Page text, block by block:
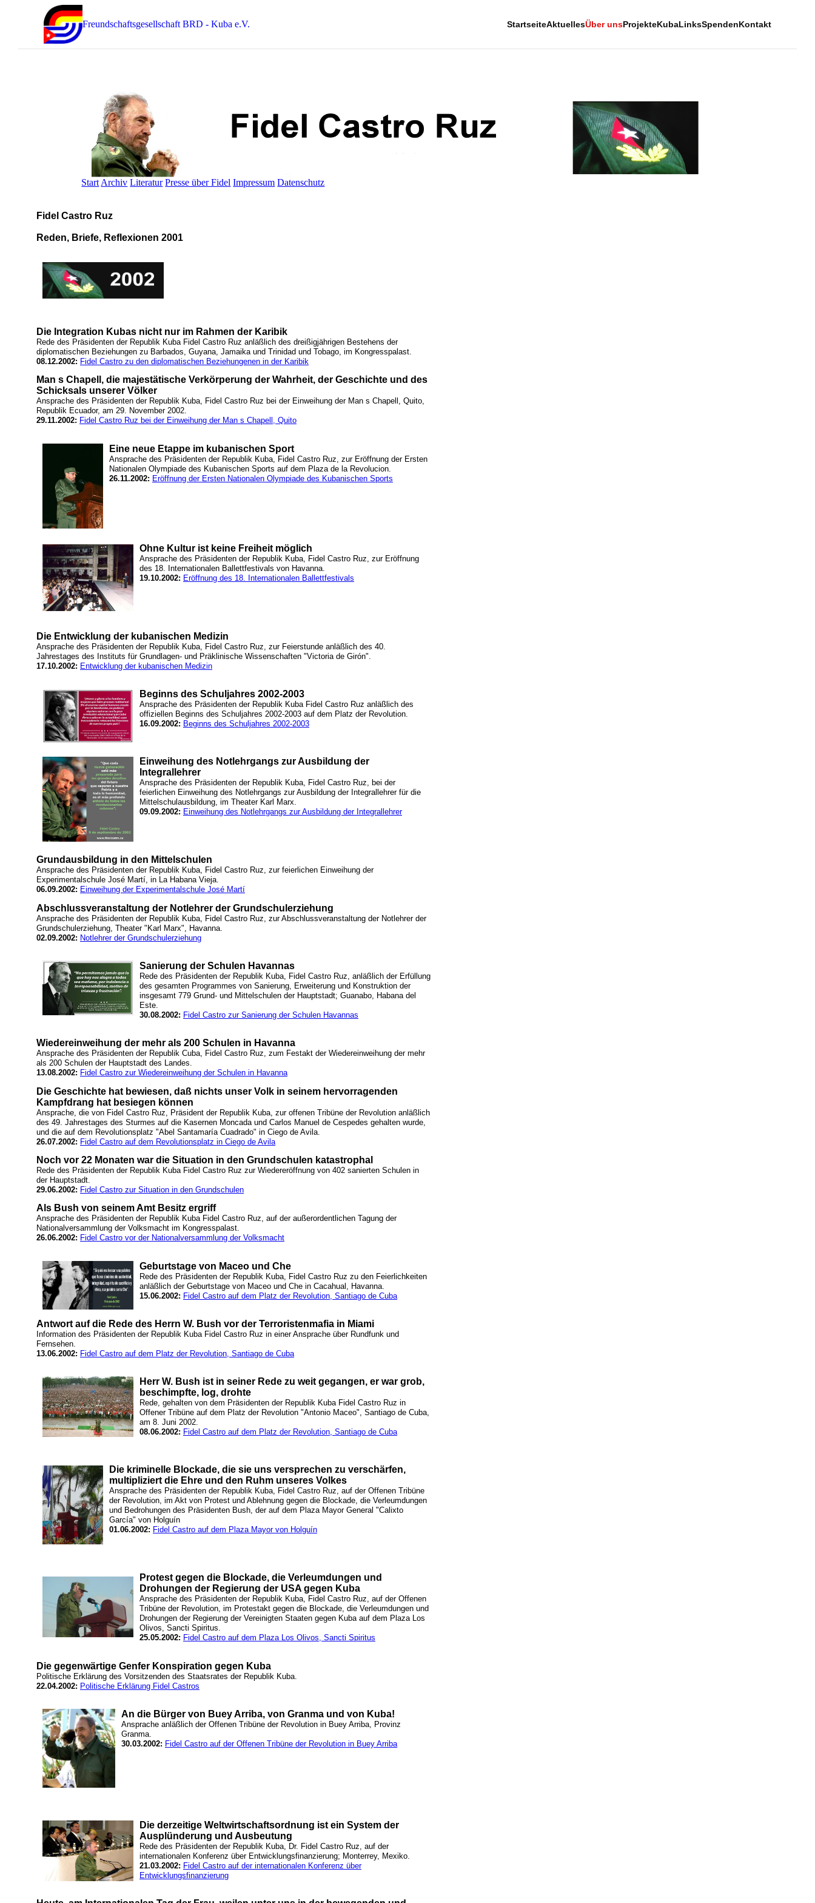
Freundschaftsgesellschaft BRD - Kuba e.V. StartseiteAktuellesÜber unsProjekteKubaLinksSpendenKontakt
Start Archiv Literatur Presse über Fidel Impressum Datenschutz
Fidel Castro Ruz
Reden, Briefe, Reflexionen 2001
Die Integration Kubas nicht nur im Rahmen der Karibik
Rede des Präsidenten der Republik Kuba Fidel Castro Ruz anläßlich des dreißigjährigen Bestehens der
diplomatischen Beziehungen zu Barbados, Guyana, Jamaika und Trinidad und Tobago, im Kongresspalast.
08.12.2002: Fidel Castro zu den diplomatischen Beziehungenen in der Karibik
Man s Chapell, die majestätische Verkörperung der Wahrheit, der Geschichte und des
Schicksals unserer Völker
Ansprache des Präsidenten der Republik Kuba, Fidel Castro Ruz bei der Einweihung der Man s Chapell, Quito,
Republik Ecuador, am 29. November 2002.
29.11.2002: Fidel Castro Ruz bei der Einweihung der Man s Chapell, Quito
Eine neue Etappe im kubanischen Sport
Ansprache des Präsidenten der Republik Kuba, Fidel Castro Ruz, zur Eröffnung der Ersten
Nationalen Olympiade des Kubanischen Sports auf dem Plaza de la Revolucion.
26.11.2002: Eröffnung der Ersten Nationalen Olympiade des Kubanischen Sports
Ohne Kultur ist keine Freiheit möglich
Ansprache des Präsidenten der Republik Kuba, Fidel Castro Ruz, zur Eröffnung
des 18. Internationalen Ballettfestivals von Havanna.
19.10.2002: Eröffnung des 18. Internationalen Ballettfestivals
Die Entwicklung der kubanischen Medizin
Ansprache des Präsidenten der Republik Kuba, Fidel Castro Ruz, zur Feierstunde anläßlich des 40.
Jahrestages des Instituts für Grundlagen- und Präklinische Wissenschaften "Victoria de Girón".
17.10.2002: Entwicklung der kubanischen Medizin
Beginns des Schuljahres 2002-2003
Ansprache des Präsidenten der Republik Kuba Fidel Castro Ruz anläßlich des
offiziellen Beginns des Schuljahres 2002-2003 auf dem Platz der Revolution.
16.09.2002: Beginns des Schuljahres 2002-2003
Einweihung des Notlehrgangs zur Ausbildung der
Integrallehrer
Ansprache des Präsidenten der Republik Kuba, Fidel Castro Ruz, bei der
feierlichen Einweihung des Notlehrgangs zur Ausbildung der Integrallehrer für die
Mittelschulausbildung, im Theater Karl Marx.
09.09.2002: Einweihung des Notlehrgangs zur Ausbildung der Integrallehrer
Grundausbildung in den Mittelschulen
Ansprache des Präsidenten der Republik Kuba, Fidel Castro Ruz, zur feierlichen Einweihung der
Experimentalschule José Martí, in La Habana Vieja.
06.09.2002: Einweihung der Experimentalschule José Martí
Abschlussveranstaltung der Notlehrer der Grundschulerziehung
Ansprache des Präsidenten der Republik Kuba, Fidel Castro Ruz, zur Abschlussveranstaltung der Notlehrer der
Grundschulerziehung, Theater "Karl Marx", Havanna.
02.09.2002: Notlehrer der Grundschulerziehung
Sanierung der Schulen Havannas
Rede des Präsidenten der Republik Kuba, Fidel Castro Ruz, anläßlich der Erfüllung
des gesamten Programmes von Sanierung, Erweiterung und Konstruktion der
insgesamt 779 Grund- und Mittelschulen der Hauptstadt; Guanabo, Habana del
Este.
30.08.2002: Fidel Castro zur Sanierung der Schulen Havannas
Wiedereinweihung der mehr als 200 Schulen in Havanna
Ansprache des Präsidenten der Republik Cuba, Fidel Castro Ruz, zum Festakt der Wiedereinweihung der mehr
als 200 Schulen der Hauptstadt des Landes.
13.08.2002: Fidel Castro zur Wiedereinweihung der Schulen in Havanna
Die Geschichte hat bewiesen, daß nichts unser Volk in seinem hervorragenden
Kampfdrang hat besiegen können
Ansprache, die von Fidel Castro Ruz, Präsident der Republik Kuba, zur offenen Tribüne der Revolution anläßlich
des 49. Jahrestages des Sturmes auf die Kasernen Moncada und Carlos Manuel de Cespedes gehalten wurde,
und die auf dem Revolutionsplatz "Abel Santamaría Cuadrado" in Ciego de Avila.
26.07.2002: Fidel Castro auf dem Revolutionsplatz in Ciego de Avila
Noch vor 22 Monaten war die Situation in den Grundschulen katastrophal
Rede des Präsidenten der Republik Kuba Fidel Castro Ruz zur Wiedereröffnung von 402 sanierten Schulen in
der Hauptstadt.
29.06.2002: Fidel Castro zur Situation in den Grundschulen
Als Bush von seinem Amt Besitz ergriff
Ansprache des Präsidenten der Republik Kuba Fidel Castro Ruz, auf der außerordentlichen Tagung der
Nationalversammlung der Volksmacht im Kongresspalast.
26.06.2002: Fidel Castro vor der Nationalversammlung der Volksmacht
Geburtstage von Maceo und Che
Rede des Präsidenten der Republik Kuba, Fidel Castro Ruz zu den Feierlichkeiten
anläßlich der Geburtstage von Maceo und Che in Cacahual, Havanna.
15.06.2002: Fidel Castro auf dem Platz der Revolution, Santiago de Cuba
Antwort auf die Rede des Herrn W. Bush vor der Terroristenmafia in Miami
Information des Präsidenten der Republik Kuba Fidel Castro Ruz in einer Ansprache über Rundfunk und
Fernsehen.
13.06.2002: Fidel Castro auf dem Platz der Revolution, Santiago de Cuba
Herr W. Bush ist in seiner Rede zu weit gegangen, er war grob,
beschimpfte, log, drohte
Rede, gehalten von dem Präsidenten der Republik Kuba Fidel Castro Ruz in
Offener Tribüne auf dem Platz der Revolution "Antonio Maceo", Santiago de Cuba,
am 8. Juni 2002.
08.06.2002: Fidel Castro auf dem Platz der Revolution, Santiago de Cuba
Die kriminelle Blockade, die sie uns versprechen zu verschärfen,
multipliziert die Ehre und den Ruhm unseres Volkes
Ansprache des Präsidenten der Republik Kuba, Fidel Castro Ruz, auf der Offenen Tribüne
der Revolution, im Akt von Protest und Ablehnung gegen die Blockade, die Verleumdungen
und Bedrohungen des Präsidenten Bush, der auf dem Plaza Mayor General "Calixto
García" von Holguín
01.06.2002: Fidel Castro auf dem Plaza Mayor von Holguín
Protest gegen die Blockade, die Verleumdungen und
Drohungen der Regierung der USA gegen Kuba
Ansprache des Präsidenten der Republik Kuba, Fidel Castro Ruz, auf der Offenen
Tribüne der Revolution, im Protestakt gegen die Blockade, die Verleumdungen und
Drohungen der Regierung der Vereinigten Staaten gegen Kuba auf dem Plaza Los
Olivos, Sancti Spiritus.
25.05.2002: Fidel Castro auf dem Plaza Los Olivos, Sancti Spiritus
Die gegenwärtige Genfer Konspiration gegen Kuba
Politische Erklärung des Vorsitzenden des Staatsrates der Republik Kuba.
22.04.2002: Politische Erklärung Fidel Castros
An die Bürger von Buey Arriba, von Granma und von Kuba!
Ansprache anläßlich der Offenen Tribüne der Revolution in Buey Arriba, Provinz
Granma.
30.03.2002: Fidel Castro auf der Offenen Tribüne der Revolution in Buey Arriba
Die derzeitige Weltwirtschaftsordnung ist ein System der
Ausplünderung und Ausbeutung
Rede des Präsidenten der Republik Kuba, Dr. Fidel Castro Ruz, auf der
internationalen Konferenz über Entwicklungsfinanzierung; Monterrey, Mexiko.
21.03.2002: Fidel Castro auf der internationalen Konferenz über
Entwicklungsfinanzierung